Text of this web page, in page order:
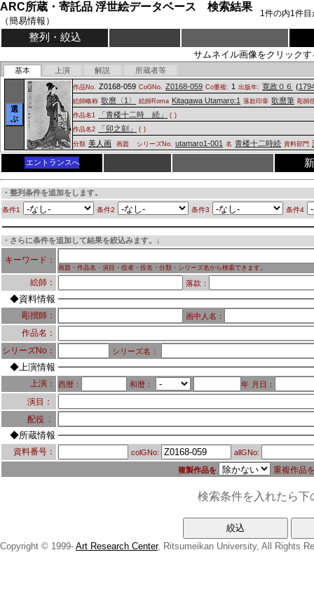
ARC所蔵・寄託品 浮世絵データベース 検索結果
（簡易情報）
1件の内1件目
整列・絞込
サムネイル画像をクリック
基本 上演 解説 所蔵者等
選
ぶ
作品No. Z0168-059 CoGNo. Z0168-059 Co重複: 1 出版年: 寛政０６ (
絵師略称 歌麿〈1〉 絵師Roma Kitagawa Utamaro:1 落款印章 歌麿筆 彫師
作品名1
「青楼十二時 続」 ( )
作品名2
「卯之刻」 ( )
分類 美人画 画題 シリーズNo. utamaro1-001 名 青楼十二時続 資料部門
エントランスへ
・整列条件を追加をします。
条件1 条件2 条件3 条件4
・さらに条件を追加して結果を絞込みます。↓
キーワード：
画題・作品名・演目・役者・役名・分類・シリーズ名から検索できます。
絵師： 落款：
◆資料情報
彫摺師： 画中人名：
作品名：
シリーズNo：
シリーズ名：
◆上演情報
上演： 西暦： 和暦： 年 月日：
演目：
配役 ：
◆所蔵情報
資料番号： colGNo: allGNo:
複製作品を 重複作品
検索条件を入れたら
Copyright © 1999- Art Research Center, Ritsumeikan University, All Rights